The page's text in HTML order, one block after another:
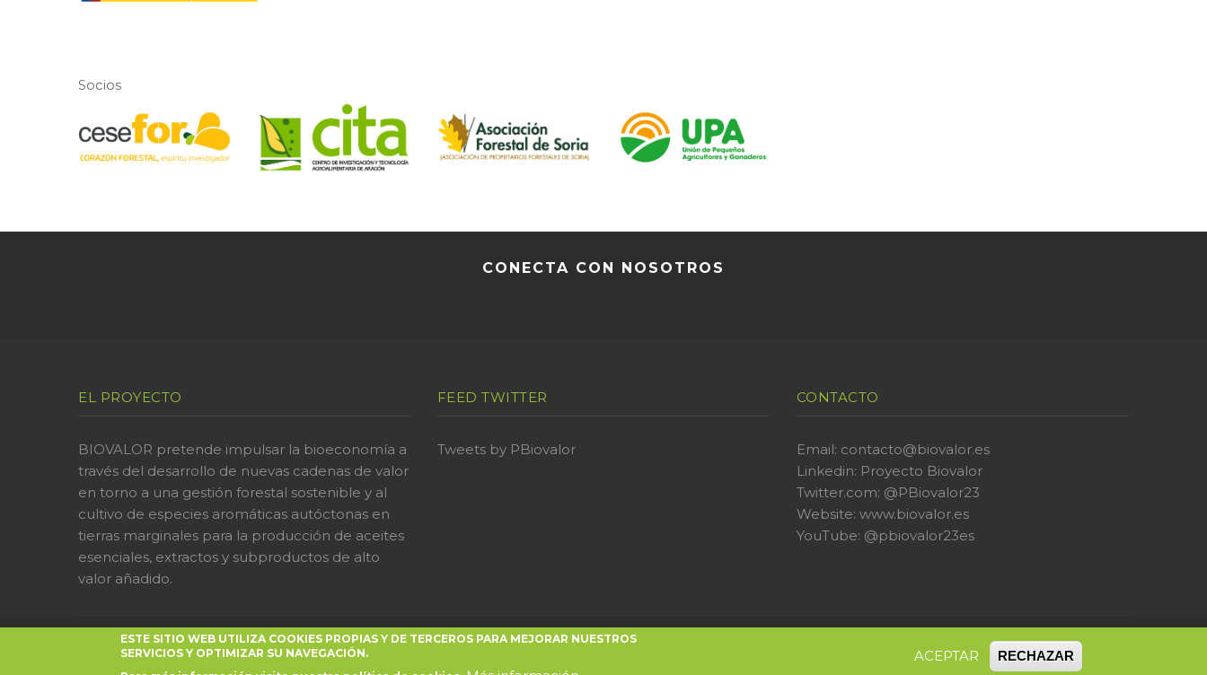
Socios
CONECTA CON NOSOTROS
EL PROYECTO
BIOVALOR pretende impulsar la bioeconomía a
través del desarrollo de nuevas cadenas de valor
en torno a una gestión forestal sostenible y al
cultivo de especies aromáticas autóctonas en
tierras marginales para la producción de aceites
esenciales, extractos y subproductos de alto
valor añadido.
FEED TWITTER
Tweets by PBiovalor
CONTACTO
Email: contacto@biovalor.es
Linkedin: Proyecto Biovalor
Twitter.com: @PBiovalor23
Website: www.biovalor.es
YouTube: @pbiovalor23es
Copyright © 2022 Biovalor | Aviso legal | Politica de cookies | Política de privacidad | Sala de prensa
ESTE SITIO WEB UTILIZA COOKIES PROPIAS Y DE TERCEROS PARA MEJORAR NUESTROS
SERVICIOS Y OPTIMIZAR SU NAVEGACIÓN.
ACEPTAR RECHAZAR